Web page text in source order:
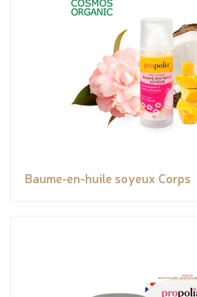
Baume-en-huile soyeux Corps